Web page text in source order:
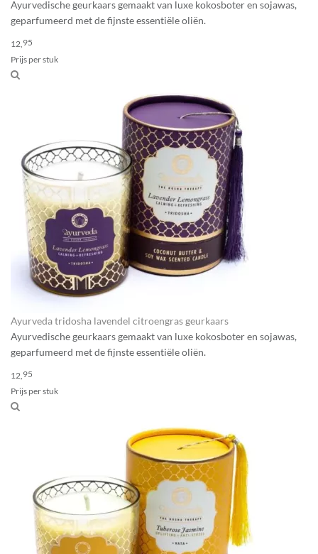
Ayurvedische geurkaars gemaakt van luxe kokosboter en sojawas,
geparfumeerd met de fijnste essentiële oliën.
12, 95
Prijs per stuk
Ayurveda tridosha lavendel citroengras geurkaars
Ayurvedische geurkaars gemaakt van luxe kokosboter en sojawas,
geparfumeerd met de fijnste essentiële oliën.
12, 95
Prijs per stuk